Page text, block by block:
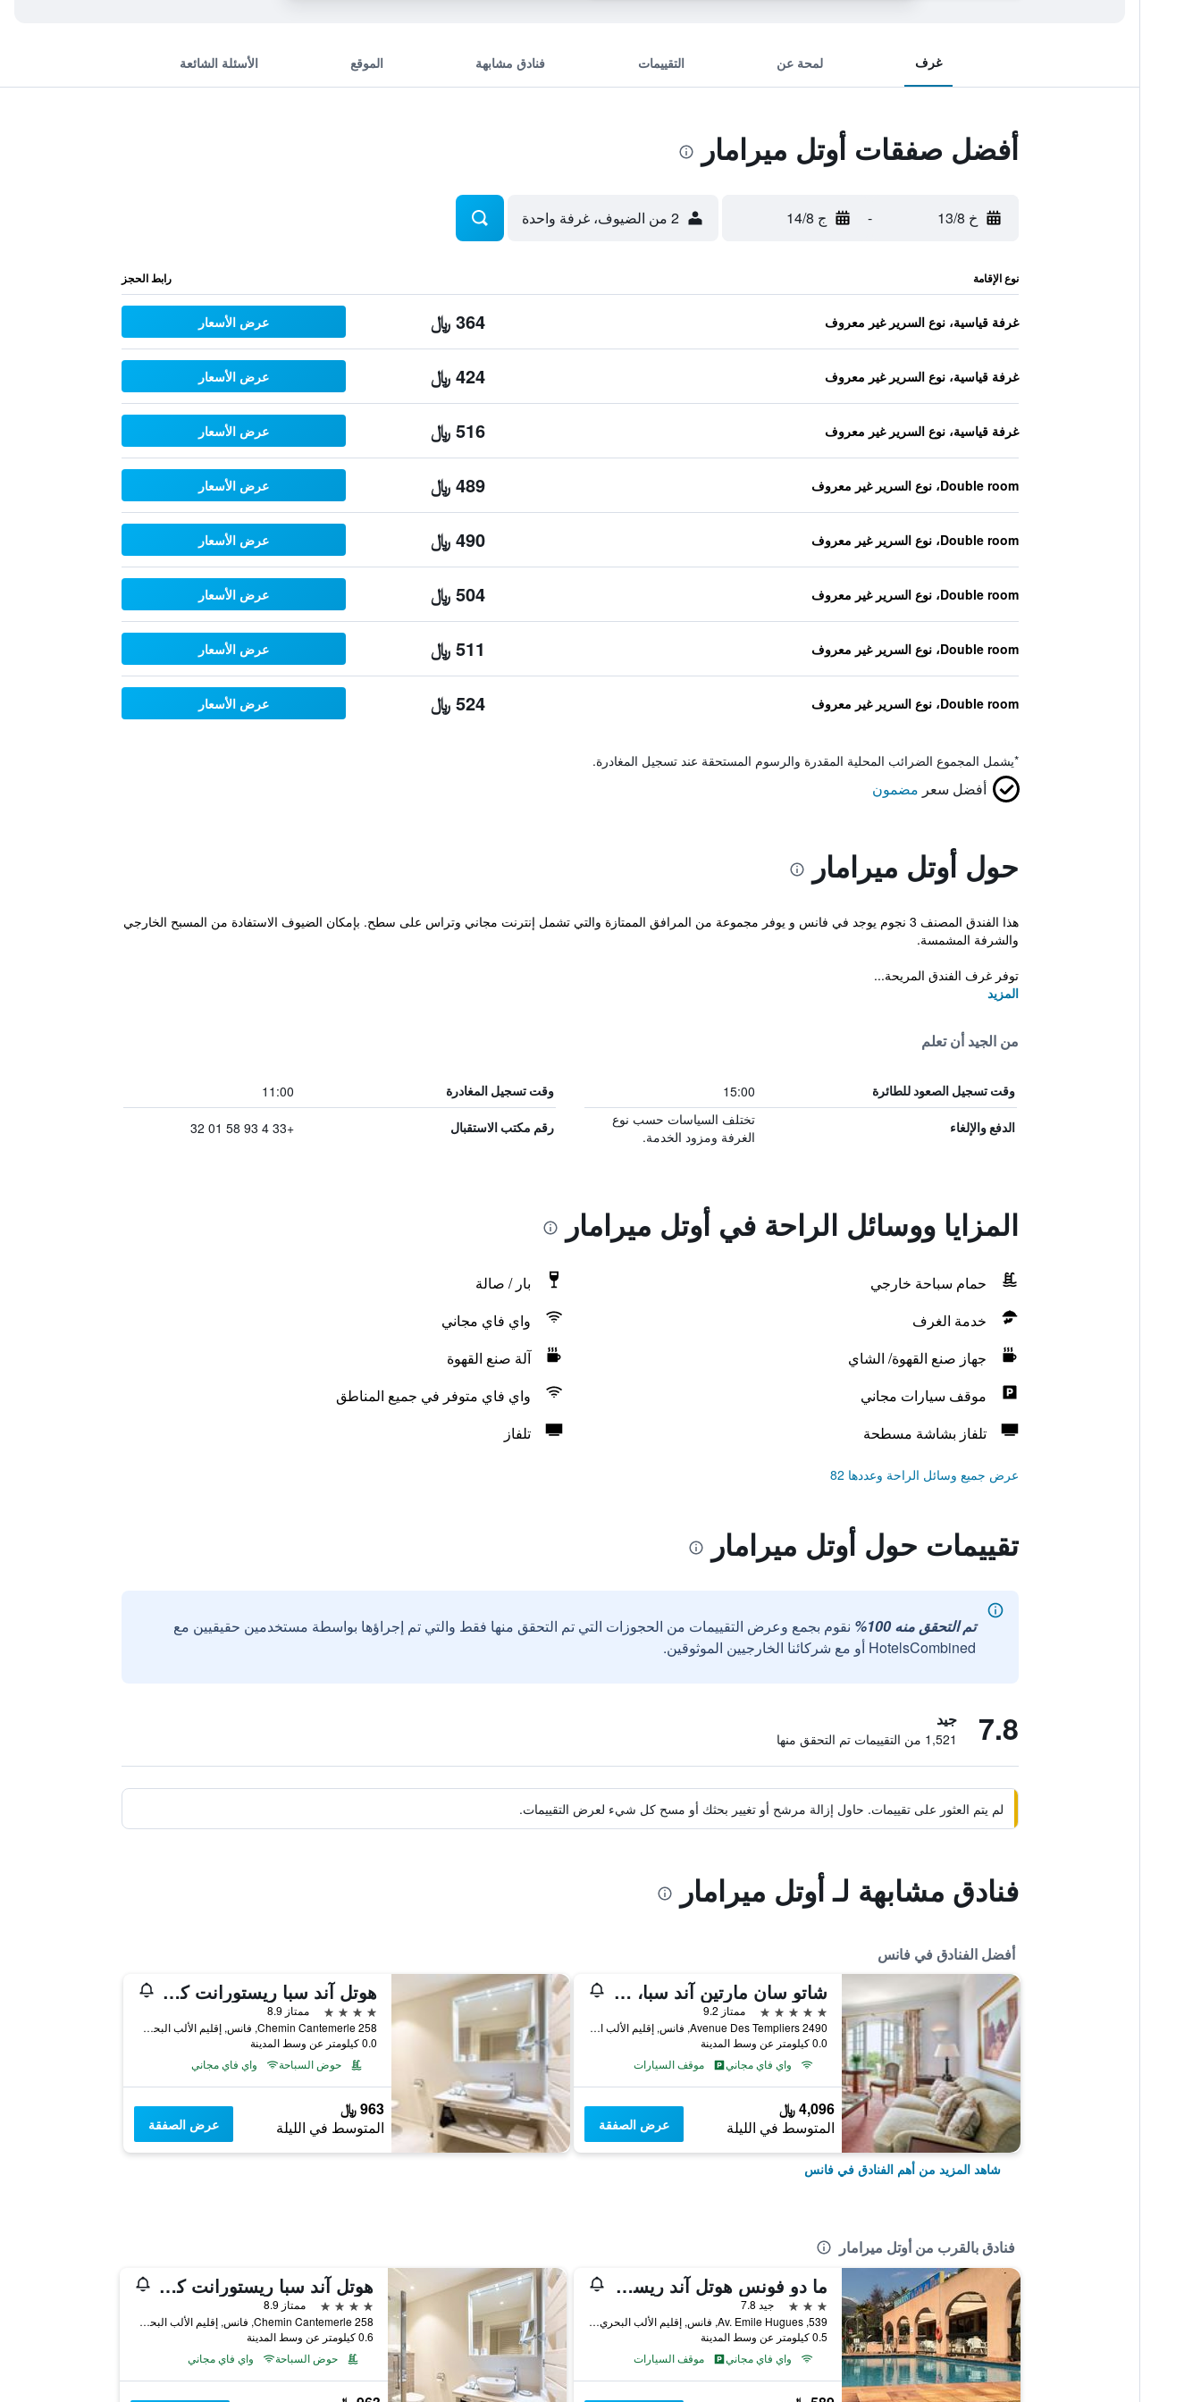
غرف لمحة عن التقييمات فنادق مشابهة الموقع الأسئلة الشائعة
أفضل صفقات أوتل ميرامار
خ 13/8 - ج 14/8 2 من الضيوف، غرفة واحدة
نوع الإقامة رابط الحجز
غرفة قياسية، نوع السرير غير معروف 364 ﷼ عرض الأسعار
غرفة قياسية، نوع السرير غير معروف 424 ﷼ عرض الأسعار
غرفة قياسية، نوع السرير غير معروف 516 ﷼ عرض الأسعار
Double room، نوع السرير غير معروف 489 ﷼ عرض الأسعار
Double room، نوع السرير غير معروف 490 ﷼ عرض الأسعار
Double room، نوع السرير غير معروف 504 ﷼ عرض الأسعار
Double room، نوع السرير غير معروف 511 ﷼ عرض الأسعار
Double room، نوع السرير غير معروف 524 ﷼ عرض الأسعار
*يشمل المجموع الضرائب المحلية المقدرة والرسوم المستحقة عند تسجيل المغادرة.
أفضل سعر مضمون
حول أوتل ميرامار
هذا الفندق المصنف 3 نجوم يوجد في فانس و يوفر مجموعة من المرافق الممتازة والتي تشمل إنترنت مجاني وتراس على سطح. بإمكان الضيوف الاستفادة من المسبح الخارجي
والشرفة المشمسة.
توفر غرف الفندق المريحة...
المزيد
من الجيد أن تعلم
وقت تسجيل الصعود للطائرة 15:00 وقت تسجيل المغادرة 11:00
الدفع والإلغاء
تختلف السياسات حسب نوع
الغرفة ومزود الخدمة.
رقم مكتب الاستقبال +33 4 93 58 01 32
المزايا ووسائل الراحة في أوتل ميرامار
حمام سباحة خارجي
بار / صالة
خدمة الغرف
واي فاي مجاني
جهاز صنع القهوة/ الشاي
آلة صنع القهوة
موقف سيارات مجاني
واي فاي متوفر في جميع المناطق
تلفاز بشاشة مسطحة
تلفاز
عرض جميع وسائل الراحة وعددها 82
تقييمات حول أوتل ميرامار
تم التحقق منه 100%
نقوم بجمع وعرض التقييمات من الحجوزات التي تم التحقق منها فقط والتي تم إجراؤها بواسطة مستخدمين حقيقيين مع
HotelsCombined أو مع شركائنا الخارجيين الموثوقين.
7.8 جيد
1,521 من التقييمات تم التحقق منها
لم يتم العثور على تقييمات. حاول إزالة مرشح أو تغيير بحثك أو مسح كل شيء لعرض التقييمات.
فنادق مشابهة لـ أوتل ميرامار
أفضل الفنادق في فانس
شاتو سان مارتين آند سبا، أكر هوتلز
5 نجوم
ممتاز 9.2
2490 Avenue Des Templiers, فانس, إقليم الألب البحري, فرنسا
0.0 كيلومتر عن وسط المدينة
واي فاي مجاني
موقف السيارات
4,096 ﷼
المتوسط في الليلة عرض الصفقة
هوتل آند سبا ريستورانت كانتاميرلي
4 نجوم
ممتاز 8.9
258 Chemin Cantemerle, فانس, إقليم الألب البحري, فرنسا
0.0 كيلومتر عن وسط المدينة
حوض السباحة
واي فاي مجاني
963 ﷼
المتوسط في الليلة عرض الصفقة
شاهد المزيد من أهم الفنادق في فانس
فنادق بالقرب من أوتل ميرامار
ما دو فونس هوتل آند ريستورانت
3 نجوم
جيد 7.8
539, Av. Emile Hugues, فانس, إقليم الألب البحري, فرنسا
0.5 كيلومتر عن وسط المدينة
واي فاي مجاني
موقف السيارات
هوتل آند سبا ريستورانت كانتاميرلي
4 نجوم
ممتاز 8.9
258 Chemin Cantemerle, فانس, إقليم الألب البحري, فرنسا
0.6 كيلومتر عن وسط المدينة
حوض السباحة
واي فاي مجاني